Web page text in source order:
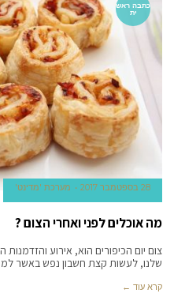
כתבה ראש
ית
28 בספטמבר 2017 מערכת 'מדינט'
מה אוכלים לפני ואחרי הצום ?
צום יום הכיפורים הוא, אירוע
שלנו, לעשות קצת חשבון נפש באשר
קרא עוד ←